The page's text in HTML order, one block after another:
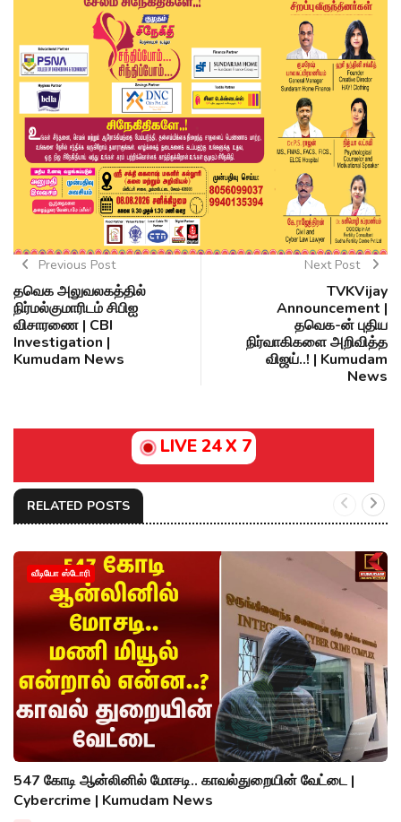
Previous Post
தவெக அலுவலகத்தில்
நிர்மல்குமாரிடம் சிபிஐ
விசாரணை | CBI
Investigation |
Kumudam News
Next Post
TVKVijay
Announcement |
தவெக-ன் புதிய
நிர்வாகிகளை அறிவித்த
விஜய்..! | Kumudam
News
LIVE 24 X 7
RELATED POSTS
வீடியோ ஸ்டோரி
547 கோடி ஆன்லினில் மோசடி.. காவல்துறையின் வேட்டை |
Cybercrime | Kumudam News